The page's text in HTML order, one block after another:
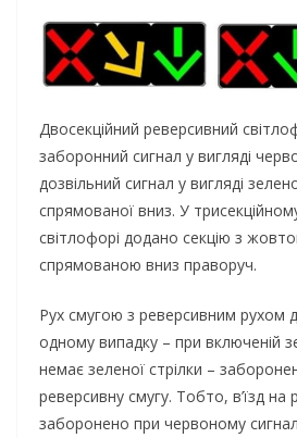
Двосекційний реверсивний
заборонний сигнал у вигляді
дозвільний сигнал у вигляді
спрямованої вниз. У
світлофорі додано секцію з
спрямованою вниз праворуч.
Рух смугою з реверсивним рухом
одному випадку – при включеній
немає зеленої стрілки –
реверсивну смугу. Тобто, в’їзд на
заборонено при червоному